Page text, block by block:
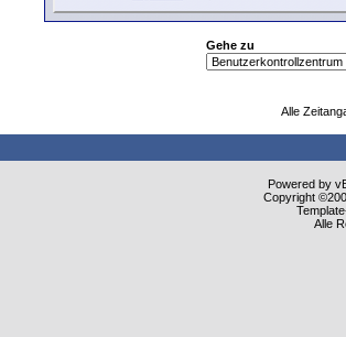
Gehe zu
Alle
Powered by
Copyright
Alle